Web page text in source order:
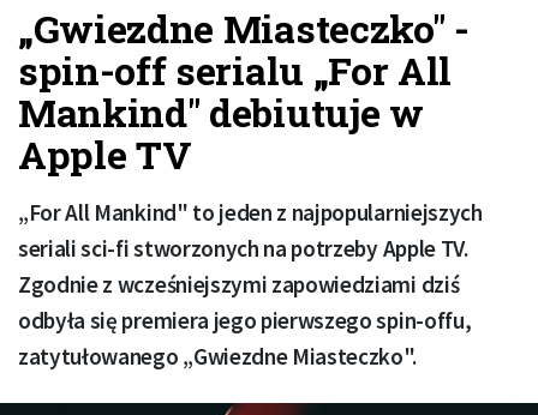
„Gwiezdne Miasteczko" -
spin-off serialu „For All
Mankind" debiutuje w
Apple TV
„For All Mankind" to jeden z najpopularniejszych
seriali sci-fi stworzonych na potrzeby Apple TV.
Zgodnie z wcześniejszymi zapowiedziami dziś
odbyła się premiera jego pierwszego spin-offu,
zatytułowanego „Gwiezdne Miasteczko".